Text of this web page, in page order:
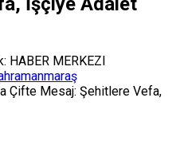
HABER MERKEZI